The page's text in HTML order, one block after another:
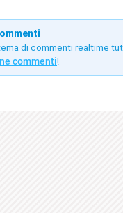
di commenti realtime
commenti!